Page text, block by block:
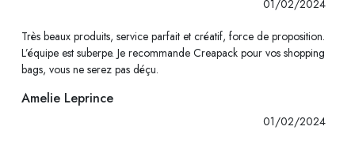
01/02/2024
Très beaux produits, service parfait et créatif, force de proposition.
L’équipe est suberpe. Je recommande Creapack pour vos shopping
bags, vous ne serez pas déçu.
Amelie Leprince
01/02/2024